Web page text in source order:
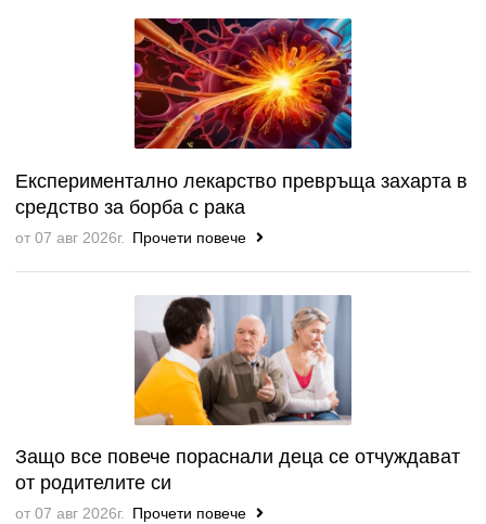
Експериментално лекарство превръща захарта в
средство за борба с рака
от 07 авг 2026г. Прочети повече
Защо все повече пораснали деца се отчуждават
от родителите си
от 07 авг 2026г. Прочети повече